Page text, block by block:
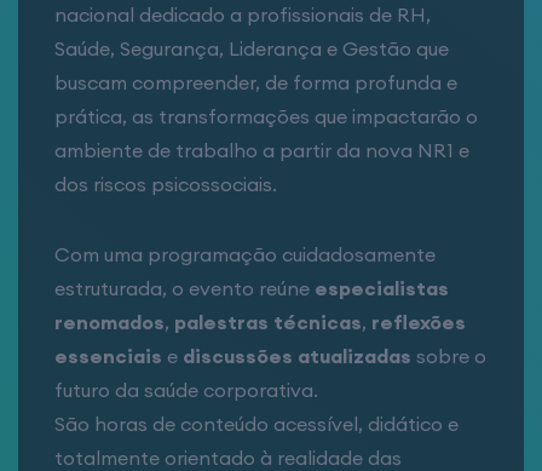
nacional dedicado a profissionais de RH,
Saúde, Segurança, Liderança e Gestão que
buscam compreender, de forma profunda e
prática, as transformações que impactarão o
ambiente de trabalho a partir da nova NR1 e
dos riscos psicossociais.
Com uma programação cuidadosamente
estruturada, o evento reúne especialistas
renomados, palestras técnicas, reflexões
essenciais e discussões atualizadas sobre o
futuro da saúde corporativa.
São horas de conteúdo acessível, didático e
totalmente orientado à realidade das